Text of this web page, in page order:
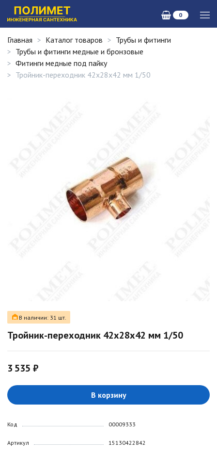
0
Главная Каталог товаров
Трубы и фитинги
Трубы и фитинги медные и бронзовые
Фитинги медные под пайку
Тройник-переходник 42х28х42 мм 1/50
В наличии: 31 шт.
Тройник-переходник 42х28х42 мм 1/50
3 535 ₽
В корзину
Код
Артикул
00009333
15130422842